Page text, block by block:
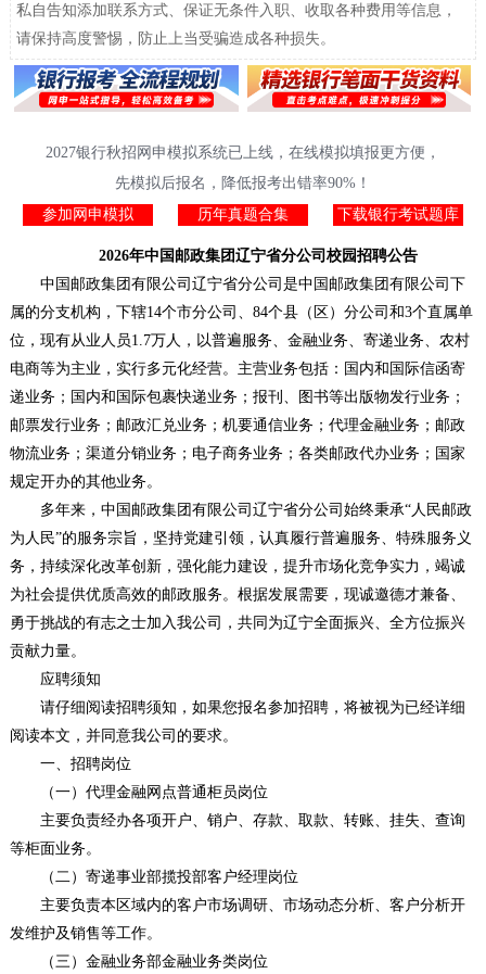
私自告知添加联系方式、保证无条件入职、收取各种费用等信息，
请保持高度警惕，防止上当受骗造成各种损失。
2027银行秋招网申模拟系统已上线，在线模拟填报更方便，
先模拟后报名，降低报考出错率90%！
参加网申模拟
历年真题合集 下载银行考试题库
2026年中国邮政集团辽宁省分公司校园招聘公告
中国邮政集团有限公司辽宁省分公司是中国邮政集团有限公司下
属的分支机构，下辖14个市分公司、84个县（区）分公司和3个直属单
位，现有从业人员1.7万人，以普遍服务、金融业务、寄递业务、农村
电商等为主业，实行多元化经营。主营业务包括：国内和国际信函寄
递业务；国内和国际包裹快递业务；报刊、图书等出版物发行业务；
邮票发行业务；邮政汇兑业务；机要通信业务；代理金融业务；邮政
物流业务；渠道分销业务；电子商务业务；各类邮政代办业务；国家
规定开办的其他业务。
多年来，中国邮政集团有限公司辽宁省分公司始终秉承“人民邮政
为人民”的服务宗旨，坚持党建引领，认真履行普遍服务、特殊服务义
务，持续深化改革创新，强化能力建设，提升市场化竞争实力，竭诚
为社会提供优质高效的邮政服务。根据发展需要，现诚邀德才兼备、
勇于挑战的有志之士加入我公司，共同为辽宁全面振兴、全方位振兴
贡献力量。
应聘须知
请仔细阅读招聘须知，如果您报名参加招聘，将被视为已经详细
阅读本文，并同意我公司的要求。
一、招聘岗位
（一）代理金融网点普通柜员岗位
主要负责经办各项开户、销户、存款、取款、转账、挂失、查询
等柜面业务。
（二）寄递事业部揽投部客户经理岗位
主要负责本区域内的客户市场调研、市场动态分析、客户分析开
发维护及销售等工作。
（三）金融业务部金融业务类岗位